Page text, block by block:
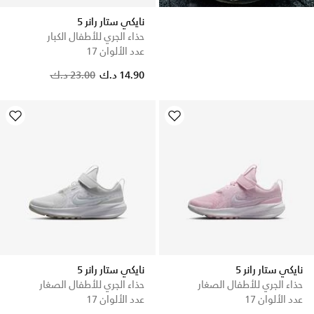
نايكي ستار رانر 5
حذاء الجري للأطفال الكبار
عدد الألوان 17
Price reduced from
23.00 د.ك to 14.90 د.ك
نايكي ستار رانر 5
حذاء الجري للأطفال الصغار
عدد الألوان 17
نايكي ستار رانر 5
حذاء الجري للأطفال الصغار
عدد الألوان 17